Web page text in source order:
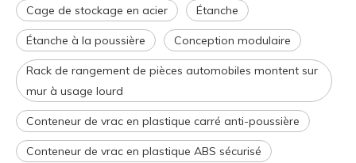
Cage de stockage en acier Étanche
Étanche à la poussière Conception modulaire
Rack de rangement de pièces automobiles montent sur
mur à usage lourd
Conteneur de vrac en plastique carré anti-poussière
Conteneur de vrac en plastique ABS sécurisé